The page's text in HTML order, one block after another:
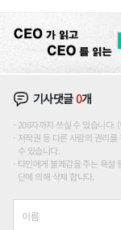
기사댓글0개
200자까지 쓰실 수 있습니다
저작권 등 다른 사람의 권리
수 있습니다.
타인에게 불쾌감을 주는 욕설
단에 의해 삭제 합니다.